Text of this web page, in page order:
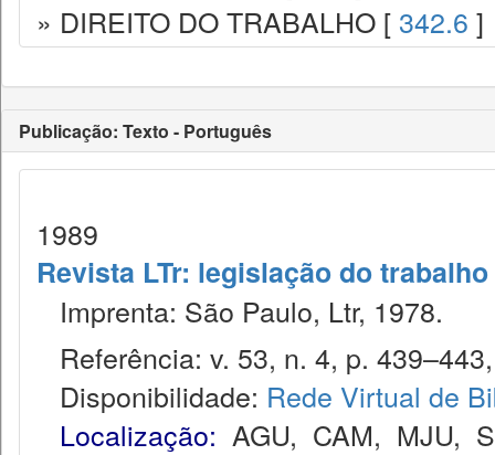
» DIREITO DO TRABALHO [ 342.6 ]
Publicação: Texto - Português
1989
Revista LTr: legislação do trabalho
Imprenta: São Paulo, Ltr, 1978.
Referência: v. 53, n. 4, p.
Disponibilidade: Rede Virtual de
Localização: AGU, CAM, MJU,